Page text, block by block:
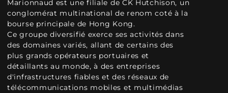
Marionnaud est une filiale de CK Hutchison, un
conglomérat multinational de renom coté à la
bourse principale de Hong Kong.
Ce groupe diversifié exerce ses activités dans
des domaines variés, allant de certains des
plus grands opérateurs portuaires et
détaillants au monde, à des entreprises
d'infrastructures fiables et des réseaux de
télécommunications mobiles et multimédias